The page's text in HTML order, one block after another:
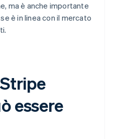
ma è anche importante
è in linea con il mercato
essere